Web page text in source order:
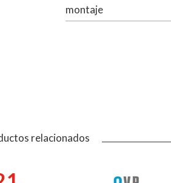
montaje
relacionados